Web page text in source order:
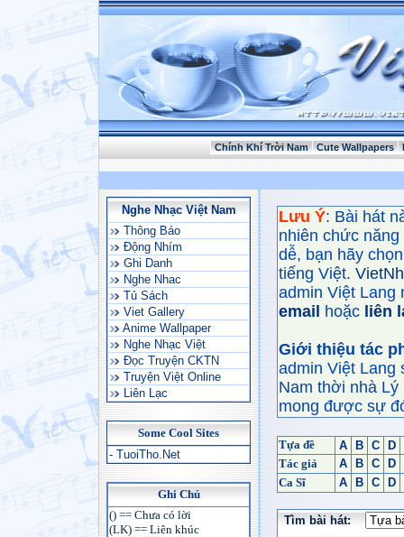
Chính Khí Trời Nam Cute Wallpapers
Nghe Nhạc Việt Nam
Thông Báo
Động Nhím
Ghi Danh
Nghe Nhac
Tủ Sách
Viet Gallery
Anime Wallpaper
Nghe Nhạc Việt
Đọc Truyện CKTN
Truyện Việt Online
Liên Lạc
Some Cool Sites
- TuoiTho.Net
Ghi Chú
() == Chưa có lời
(LK) == Liên khúc
Lưu Ý: Bài hát
nhiên chức
dễ, bạn hãy
tiếng Việt.
admin Việt Lang
email
hoặc liên
Giới thiệu tác
admin Việt Lang
Nam thời nhà
mong được sự
Tựa đề A B C
D
Tác giả
A B C
D
Ca Sĩ
A B C D
Tìm bài hát: